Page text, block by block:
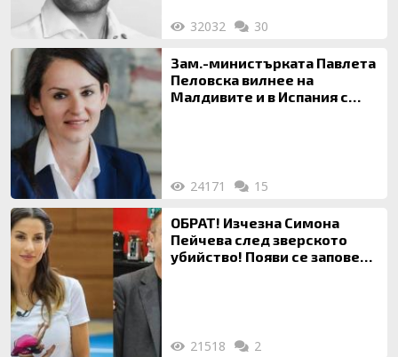
32032 30
Зам.-министърката Павлета
Пеловска вилнее на
Малдивите и в Испания с
24171 15
ОБРАТ! Изчезна Симона
Пейчева след зверското
убийство! Появи се заповед
21518 2